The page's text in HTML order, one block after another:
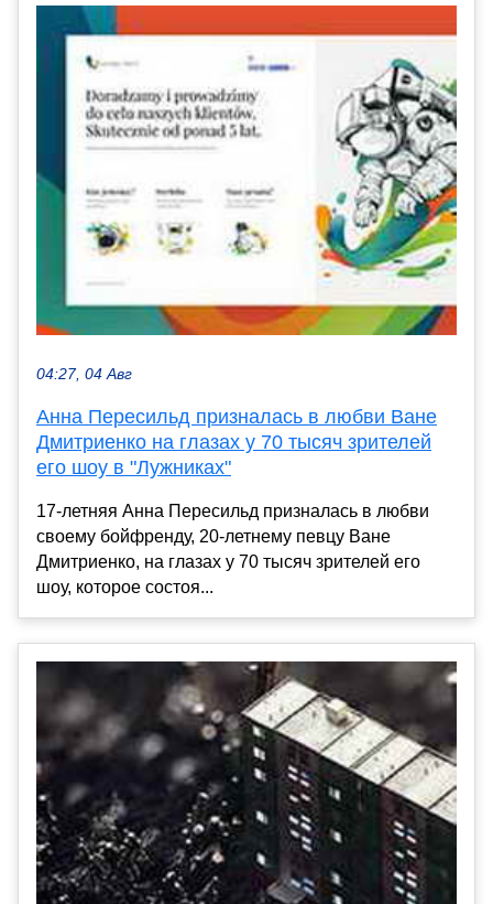
04:27, 04 Авг
Анна Пересильд призналась в любви Ване
Дмитриенко на глазах у 70 тысяч зрителей
его шоу в "Лужниках"
17-летняя Анна Пересильд призналась в любви
своему бойфренду, 20-летнему певцу Ване
Дмитриенко, на глазах у 70 тысяч зрителей его
шоу, которое состоя...